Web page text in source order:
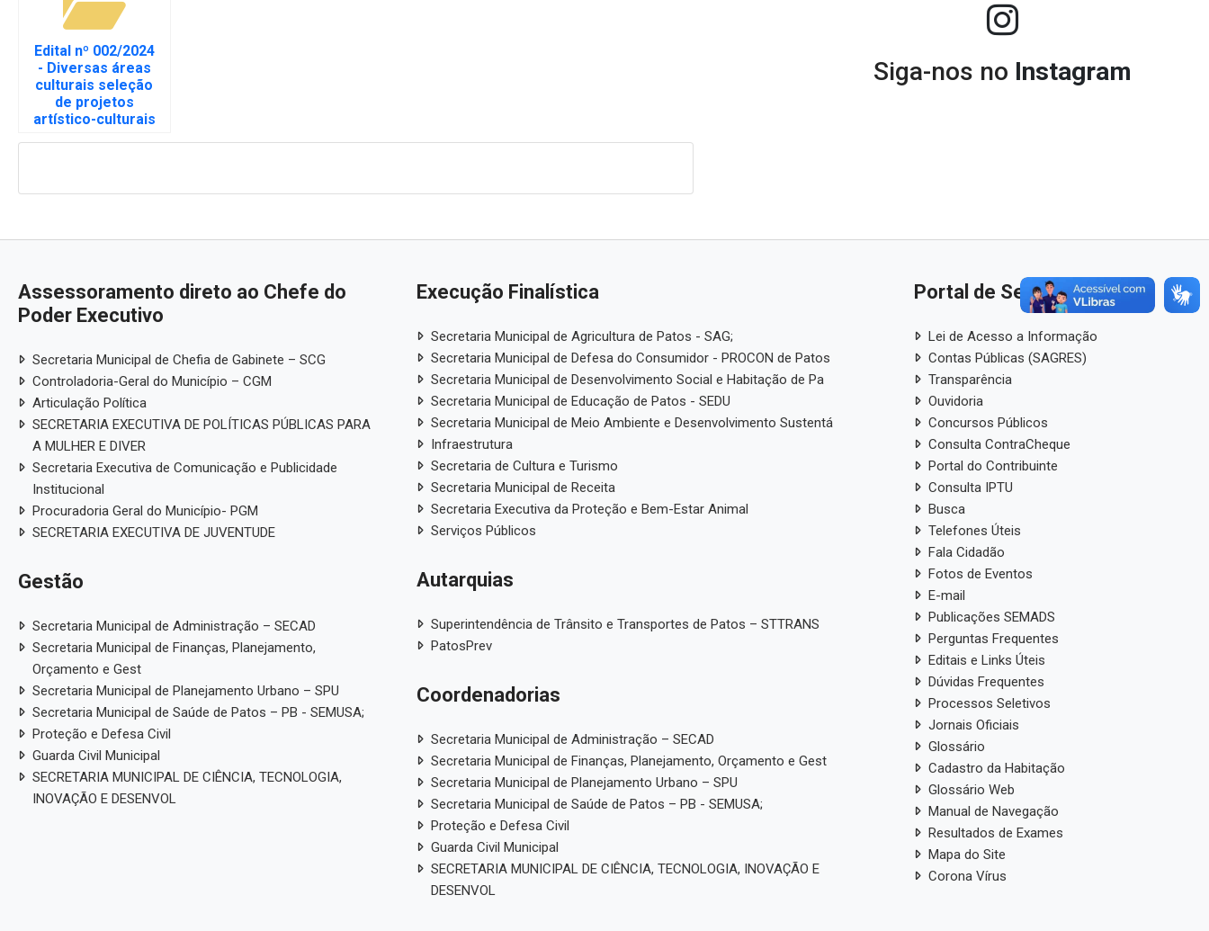
Edital nº 002/2024
- Diversas áreas
culturais seleção
de projetos
artístico-culturais
Siga-nos no Instagram
Assessoramento direto ao Chefe do
Poder Executivo
Secretaria Municipal de Chefia de Gabinete – SCG
Controladoria-Geral do Município – CGM
Articulação Política
SECRETARIA EXECUTIVA DE POLÍTICAS PÚBLICAS PARA
A MULHER E DIVER
Secretaria Executiva de Comunicação e Publicidade
Institucional
Procuradoria Geral do Município- PGM
SECRETARIA EXECUTIVA DE JUVENTUDE
Gestão
Secretaria Municipal de Administração – SECAD
Secretaria Municipal de Finanças, Planejamento,
Orçamento e Gest
Secretaria Municipal de Planejamento Urbano – SPU
Secretaria Municipal de Saúde de Patos – PB - SEMUSA;
Proteção e Defesa Civil
Guarda Civil Municipal
SECRETARIA MUNICIPAL DE CIÊNCIA, TECNOLOGIA,
INOVAÇÃO E DESENVOL
Execução Finalística
Secretaria Municipal de Agricultura de Patos - SAG;
Secretaria Municipal de Defesa do Consumidor - PROCON de Patos
Secretaria Municipal de Desenvolvimento Social e Habitação de Pa
Secretaria Municipal de Educação de Patos - SEDU
Secretaria Municipal de Meio Ambiente e Desenvolvimento Sustentá
Infraestrutura
Secretaria de Cultura e Turismo
Secretaria Municipal de Receita
Secretaria Executiva da Proteção e Bem-Estar Animal
Serviços Públicos
Autarquias
Superintendência de Trânsito e Transportes de Patos – STTRANS
PatosPrev
Coordenadorias
Secretaria Municipal de Administração – SECAD
Secretaria Municipal de Finanças, Planejamento, Orçamento e Gest
Secretaria Municipal de Planejamento Urbano – SPU
Secretaria Municipal de Saúde de Patos – PB - SEMUSA;
Proteção e Defesa Civil
Guarda Civil Municipal
SECRETARIA MUNICIPAL DE CIÊNCIA, TECNOLOGIA, INOVAÇÃO E
DESENVOL
Portal de Serviços
Lei de Acesso a Informação
Contas Públicas (SAGRES)
Transparência
Ouvidoria
Concursos Públicos
Consulta ContraCheque
Portal do Contribuinte
Consulta IPTU
Busca
Telefones Úteis
Fala Cidadão
Fotos de Eventos
E-mail
Publicações SEMADS
Perguntas Frequentes
Editais e Links Úteis
Dúvidas Frequentes
Processos Seletivos
Jornais Oficiais
Glossário
Cadastro da Habitação
Glossário Web
Manual de Navegação
Resultados de Exames
Mapa do Site
Corona Vírus